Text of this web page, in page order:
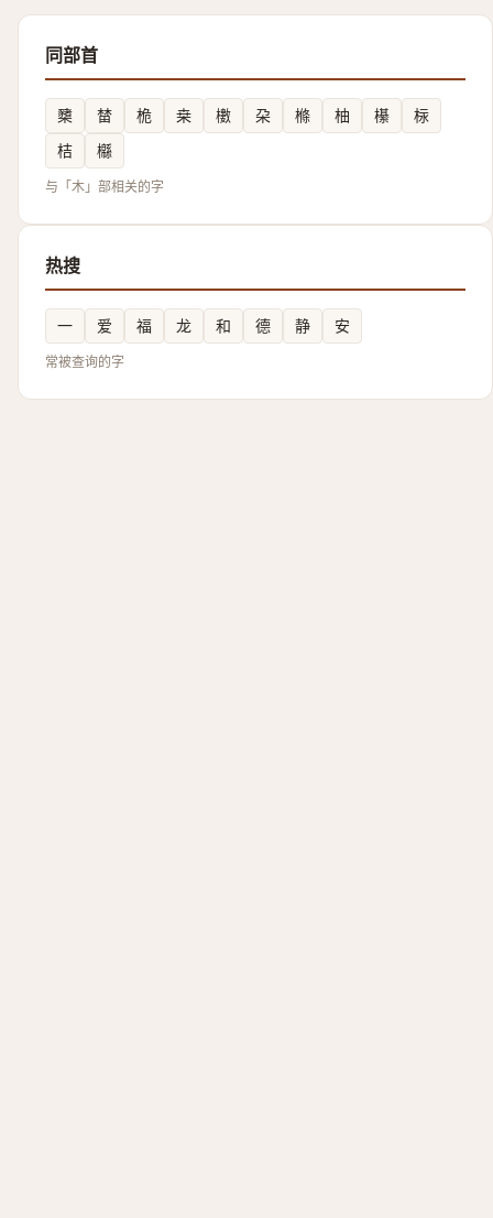
同部首
櫫 榃 桅 桒 櫢 朶 樤 柚 櫀
柡
桔
㰃
与「木」部相关的字
热搜
一 爱 福 龙 和 德 静 安
常被查询的字